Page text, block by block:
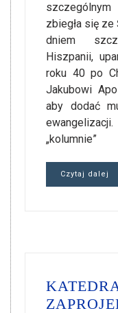
zbiegła się
dniem
Hiszpanii,
roku 40 po
Jakubowi
aby dodać
„kolumnie”
Czytaj dalej